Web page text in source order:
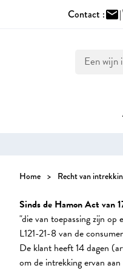
Contact :mail|
Home Recht van
Sinds de Hamon Act van
"die van toepassing zijn
L121-21-8 van de
De klant heeft 14 dagen
om de intrekking ervan